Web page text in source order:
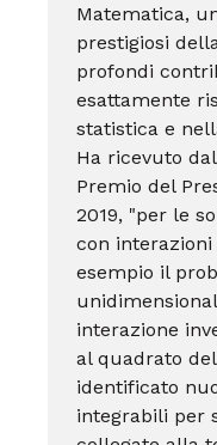
Matematica,
prestigiosi
profondi
esattamente
statistica e
Ha ricevuto
Premio del
2019, "per le
con
esempio il
interazione
al quadrato
identificato
integrabili per